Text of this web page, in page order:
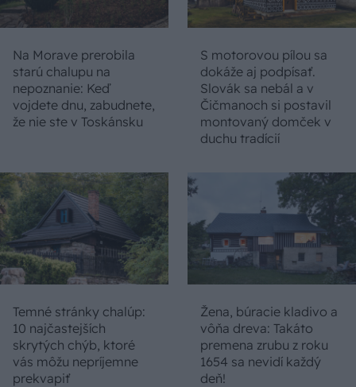
Na Morave prerobila
starú chalupu na
nepoznanie: Keď
vojdete dnu, zabudnete,
že nie ste v Toskánsku
S motorovou pílou sa
dokáže aj podpísať.
Slovák sa nebál a v
Čičmanoch si postavil
montovaný domček v
duchu tradícií
Temné stránky chalúp:
10 najčastejších
skrytých chýb, ktoré
vás môžu nepríjemne
prekvapiť
Žena, búracie kladivo a
vôňa dreva: Takáto
premena zrubu z roku
1654 sa nevidí každý
deň!